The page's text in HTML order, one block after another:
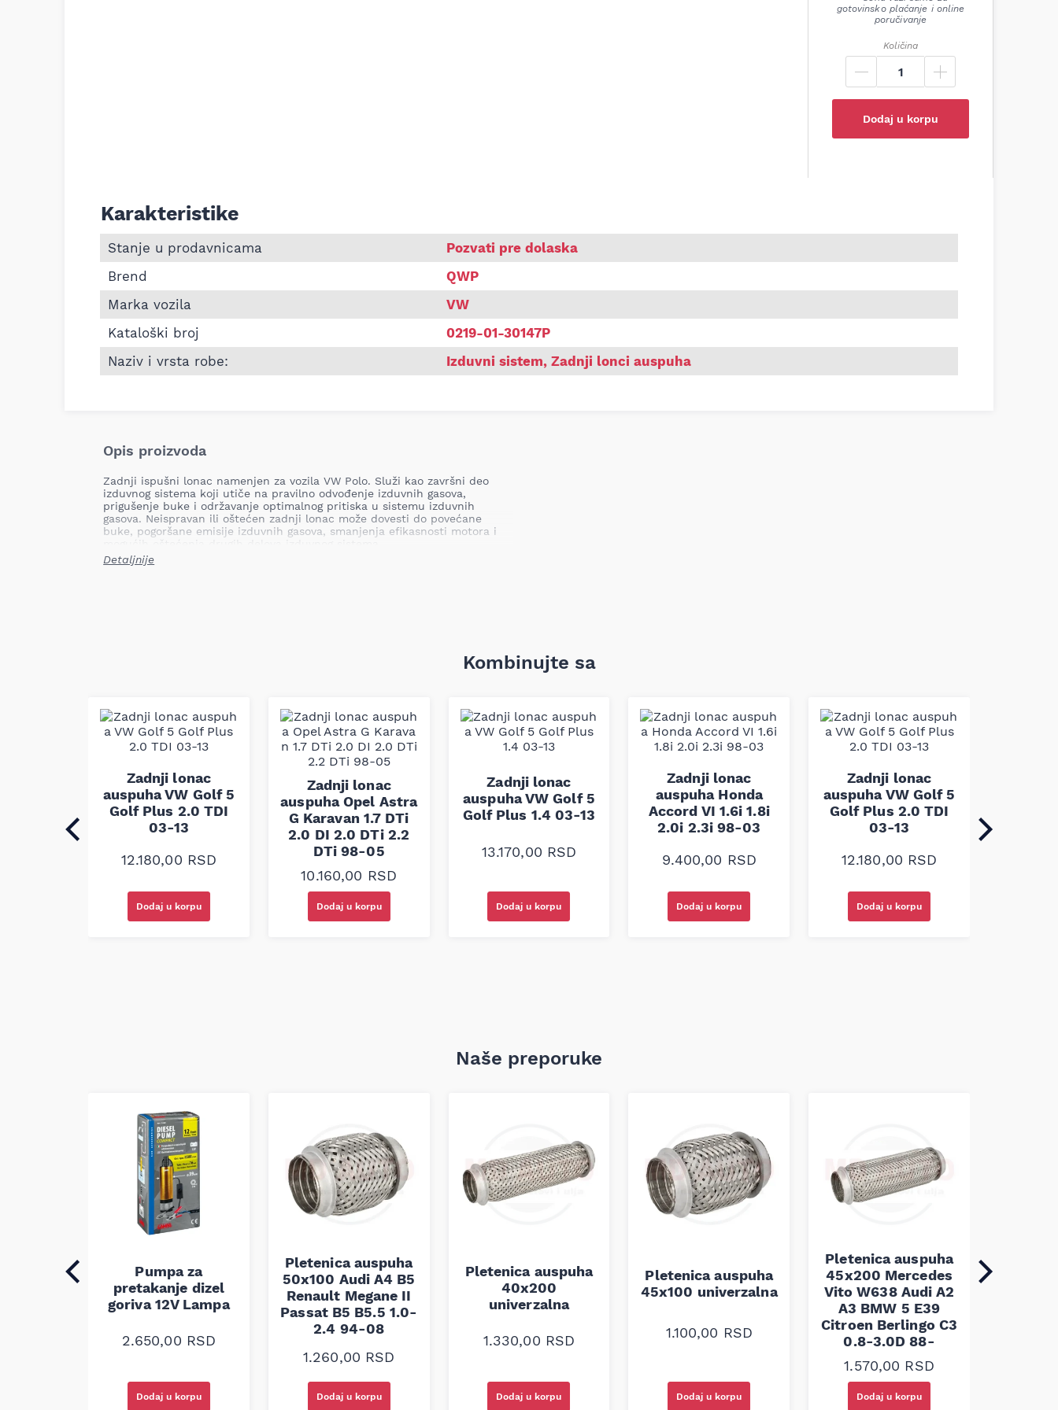
gotovinsko plaćanje i online
poručivanje
Količina
Dodaj u korpu
Informacije o Zadnji lonac auspuha VW Polo
Karakteristike
Stanje u prodavnicama
Pozvati pre dolaska
Brend
QWP
Marka vozila
VW
Kataloški broj
0219-01-30147P
Naziv i vrsta robe:
Izduvni sistem, Zadnji lonci auspuha
Opis proizvoda
Zadnji ispušni lonac namenjen za vozila VW Polo. Služi kao završni deo
izduvnog sistema koji utiče na pravilno odvođenje izduvnih gasova,
prigušenje buke i održavanje optimalnog pritiska u sistemu izduvnih
gasova. Neispravan ili oštećen zadnji lonac može dovesti do povećane
buke, pogoršane emisije izduvnih gasova, smanjenja efikasnosti motora i
Mesto ugradnje: Zadnji
Proizvod odgovara fabričkim standardima i dimenzijama za zadnju poziciju
Detaljnije
Kombinujte sa
Zadnji lonac
auspuha VW Golf 5
Golf Plus 2.0 TDI
03-13
12.180,00 RSD
Dodaj u korpu
Zadnji lonac
auspuha Opel Astra
G Karavan 1.7 DTi
2.0 DI 2.0 DTi 2.2
DTi 98-05
10.160,00 RSD
Dodaj u korpu
Zadnji lonac
auspuha VW Golf 5
Golf Plus 1.4 03-13
13.170,00 RSD
Dodaj u korpu
Zadnji lonac
auspuha Honda
Accord VI 1.6i 1.8i
2.0i 2.3i 98-03
9.400,00 RSD
Dodaj u korpu
Zadnji lonac
auspuha VW Golf 5
Golf Plus 2.0 TDI
03-13
12.180,00 RSD
Dodaj u korpu
Naše preporuke
Pumpa za
pretakanje dizel
goriva 12V Lampa
2.650,00 RSD
Dodaj u korpu
Pletenica auspuha
50x100 Audi A4 B5
Renault Megane II
Passat B5 B5.5 1.0-
2.4 94-08
1.260,00 RSD
Dodaj u korpu
Pletenica auspuha
40x200
univerzalna
1.330,00 RSD
Dodaj u korpu
Pletenica auspuha
45x100 univerzalna
1.100,00 RSD
Dodaj u korpu
Pletenica auspuha
45x200 Mercedes
Vito W638 Audi A2
A3 BMW 5 E39
Citroen Berlingo C3
0.8-3.0D 88-
1.570,00 RSD
Dodaj u korpu